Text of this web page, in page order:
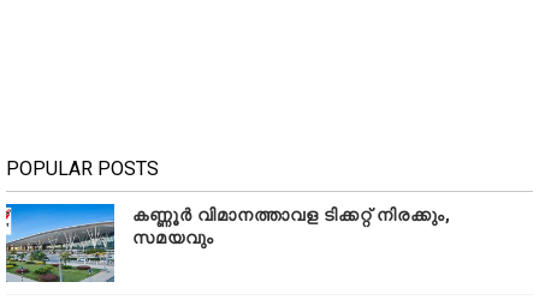
POPULAR POSTS
കണ്ണൂർ വിമാനത്താവള ടിക്കറ്റ് നിരക്കും,
സമയവും